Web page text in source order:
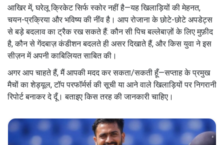
आखिर में, घरेलू क्रिकेट सिर्फ स्कोर नहीं है—यह खिलाड़ियों की मेहनत,
चयन-प्रक्रिया और भविष्य की नींव है। आप रोजाना के छोटे-छोटे अपडेट्स
से बड़े बदलाव का ट्रैक रख सकते हैं: कौन सी पिच बल्लेबाज़ों के लिए मुफ़ीद
है, कौन से गेंदबाज़ कंडीशन बदलते ही असर दिखाते हैं, और किस युवा ने इस
सीज़न में अपनी काबिलियत साबित की।
अगर आप चाहते हैं, मैं आपकी मदद कर सकता/सकती हूँ—सप्ताह के प्रमुख
मैचों का शेड्यूल, टॉप परफॉर्मर्स की सूची या आने वाले खिलाड़ियों पर निगरानी
रिपोर्ट बनाकर दे दूँ। बताइए किस तरह की जानकारी चाहिए।